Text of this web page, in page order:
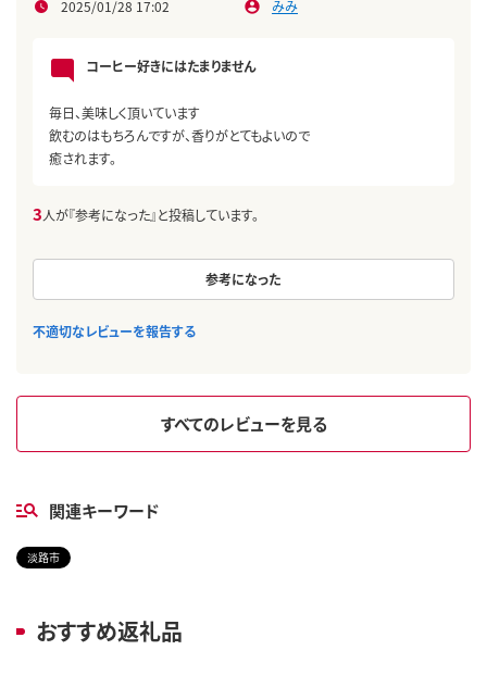
2025/01/28 17:02 みみ
コーヒー好きにはたまりません
毎日、美味しく頂いています
飲むのはもちろんですが、香りがとてもよいので
癒されます。
3人が『参考になった』と投稿しています。
参考になった
不適切なレビューを報告する
すべてのレビューを見る
関連キーワード
淡路市
おすすめ返礼品